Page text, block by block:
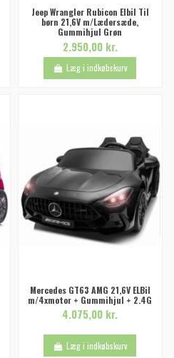
Jeep Wrangler Rubicon Elbil Til
børn 21,6V m/Lædersæde,
Gummihjul Grøn
2.950,00 kr.
Læg i indkøbskurv
Mercedes GT63 AMG 21,6V ELBil
m/4xmotor + Gummihjul + 2.4G
4.075,00 kr.
Læg i indkøbskurv